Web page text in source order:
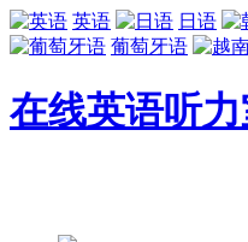
英语 日语
葡萄牙语
在线英语听